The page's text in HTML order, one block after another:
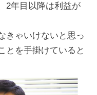
2年目以降は利益が
きゃいけないと思っ
とを手掛けていると